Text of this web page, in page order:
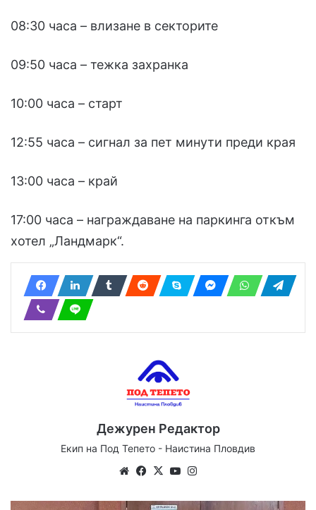
08:30 часа – влизане в секторите
09:50 часа – тежка захранка
10:00 часа – старт
12:55 часа – сигнал за пет минути преди края
13:00 часа – край
17:00 часа – награждаване на паркинга откъм
хотел „Ландмарк“.
Дежурен Редактор
Екип на Под Тепето - Наистина Пловдив
WebsiteFacebook
X YouTube